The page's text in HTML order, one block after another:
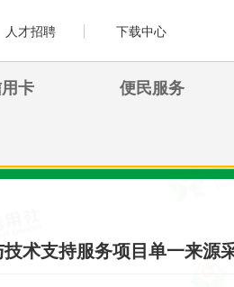
人才招聘 下载中心
卡 便民服务
术支持服务项目单一来源